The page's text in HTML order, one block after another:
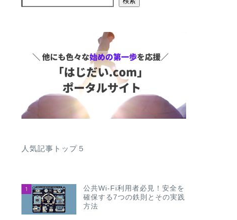
人気記事トップ５
1
公共Wi-Fi利用者必見！安全を
確保する7つの鉄則とその実践
方法